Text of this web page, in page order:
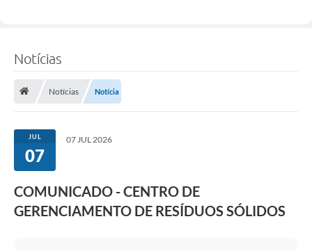
Notícias
Notícias Notícia
JUL
07
07 JUL 2026
COMUNICADO - CENTRO DE
GERENCIAMENTO DE RESÍDUOS SÓLIDOS